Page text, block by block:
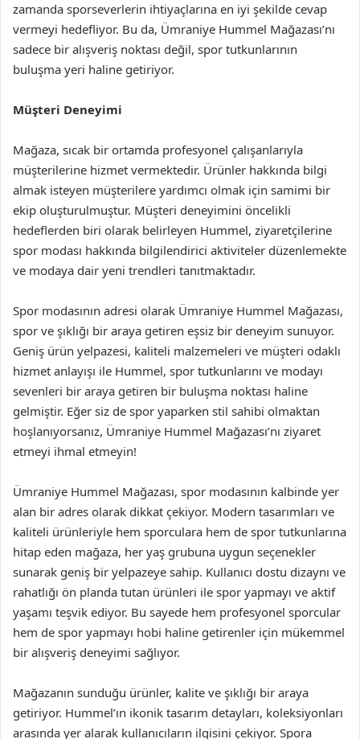
zamanda sporseverlerin ihtiyaçlarına en iyi şekilde cevap
vermeyi hedefliyor. Bu da, Ümraniye Hummel Mağazası’nı
sadece bir alışveriş noktası değil, spor tutkunlarının
buluşma yeri haline getiriyor.
Müşteri Deneyimi
Mağaza, sıcak bir ortamda profesyonel çalışanlarıyla
müşterilerine hizmet vermektedir. Ürünler hakkında bilgi
almak isteyen müşterilere yardımcı olmak için samimi bir
ekip oluşturulmuştur. Müşteri deneyimini öncelikli
hedeflerden biri olarak belirleyen Hummel, ziyaretçilerine
spor modası hakkında bilgilendirici aktiviteler düzenlemekte
ve modaya dair yeni trendleri tanıtmaktadır.
Spor modasının adresi olarak Ümraniye Hummel Mağazası,
spor ve şıklığı bir araya getiren eşsiz bir deneyim sunuyor.
Geniş ürün yelpazesi, kaliteli malzemeleri ve müşteri odaklı
hizmet anlayışı ile Hummel, spor tutkunlarını ve modayı
sevenleri bir araya getiren bir buluşma noktası haline
gelmiştir. Eğer siz de spor yaparken stil sahibi olmaktan
hoşlanıyorsanız, Ümraniye Hummel Mağazası’nı ziyaret
etmeyi ihmal etmeyin!
Ümraniye Hummel Mağazası, spor modasının kalbinde yer
alan bir adres olarak dikkat çekiyor. Modern tasarımları ve
kaliteli ürünleriyle hem sporculara hem de spor tutkunlarına
hitap eden mağaza, her yaş grubuna uygun seçenekler
sunarak geniş bir yelpazeye sahip. Kullanıcı dostu dizaynı ve
rahatlığı ön planda tutan ürünleri ile spor yapmayı ve aktif
yaşamı teşvik ediyor. Bu sayede hem profesyonel sporcular
hem de spor yapmayı hobi haline getirenler için mükemmel
bir alışveriş deneyimi sağlıyor.
Mağazanın sunduğu ürünler, kalite ve şıklığı bir araya
getiriyor. Hummel’ın ikonik tasarım detayları, koleksiyonları
arasında yer alarak kullanıcıların ilgisini çekiyor. Spora